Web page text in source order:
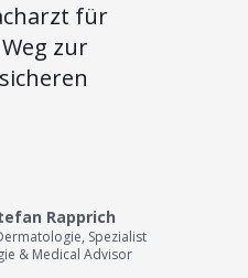
für
zur
Rapprich
Spezialist
& Medical Advisor